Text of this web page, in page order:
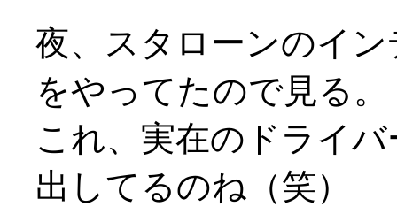
夜、スタローンのイ
をやってたので見る。
これ、実在のドライ
出してるのね（笑）